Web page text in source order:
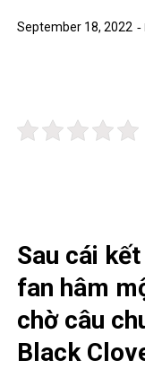
September 18, 2022
Sau cái
fan hâm
chờ câu
Black